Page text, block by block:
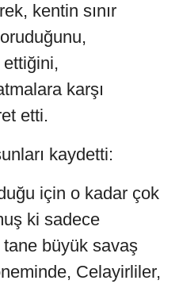
kentin sınır
ettiğini,
karşı
etti.
kaydetti:
için o kadar çok
ki sadece
tane büyük savaş
Celayirliler,